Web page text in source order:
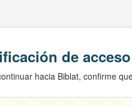
de acceso
hacia Biblat, confirme